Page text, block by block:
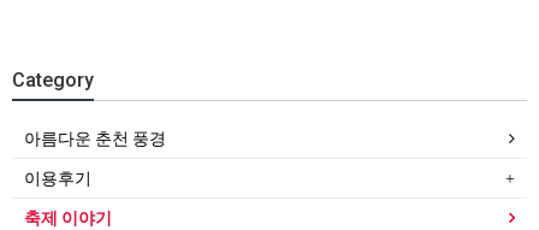
Category
아름다운 춘천 풍경
이용후기
축제 이야기